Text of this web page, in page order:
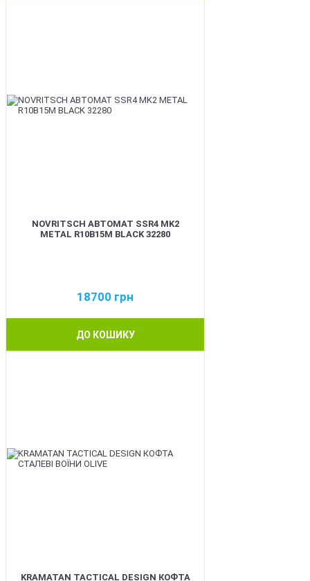
NOVRITSCH АВТОМАТ SSR4 MK2
METAL R10B15M BLACK 32280
18700 грн
ДО КОШИКУ
KRAMATAN TACTICAL DESIGN КОФТА